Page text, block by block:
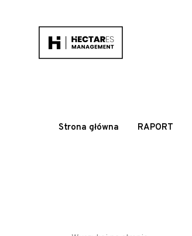
Strona główna RAPORT
Wyszukaj: